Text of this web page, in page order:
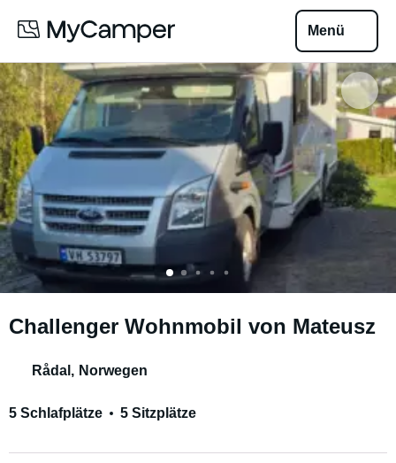
Menü
Challenger Wohnmobil von Mateusz
Rådal , Norwegen
5 Schlafplätze 5 Sitzplätze